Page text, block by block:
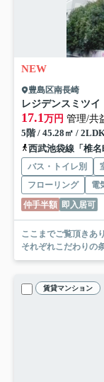
NEW
豊島区南長崎
レジデンスミツイ
17.1 万円 管理/共
5階 / 45.28㎡ /
西武池袋線「椎
バス・トイレ別
フローリング
電
仲手半額 即入居可
ここまでご覧頂きありがとうござい
それぞれこだわりの
賃貸マンション